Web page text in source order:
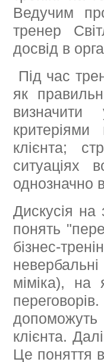
Ведучим
тренер
досвід в
Під час
як
визначити
клієнта;
ситуаціях
однозначно
Дискусія
понять
бізнес-
міміка), на
допоможуть
клієнта.
Це поняття